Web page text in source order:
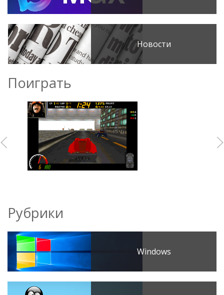
Новости
Поиграть
Рубрики
Windows